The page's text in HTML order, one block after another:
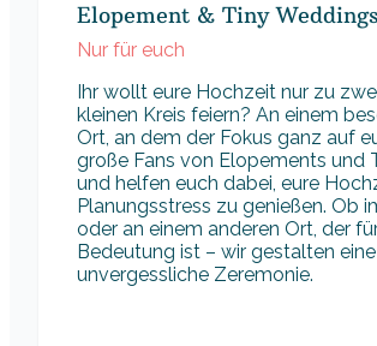
Elopement & Tiny Weddings
Nur für euch
Ihr wollt eure Hochzeit nur zu
kleinen Kreis feiern? An einem
Ort, an dem der Fokus ganz auf
große Fans von Elopements und
und helfen euch dabei, eure
Planungsstress zu genießen. Ob
oder an einem anderen Ort, der
Bedeutung ist – wir gestalten
unvergessliche Zeremonie.